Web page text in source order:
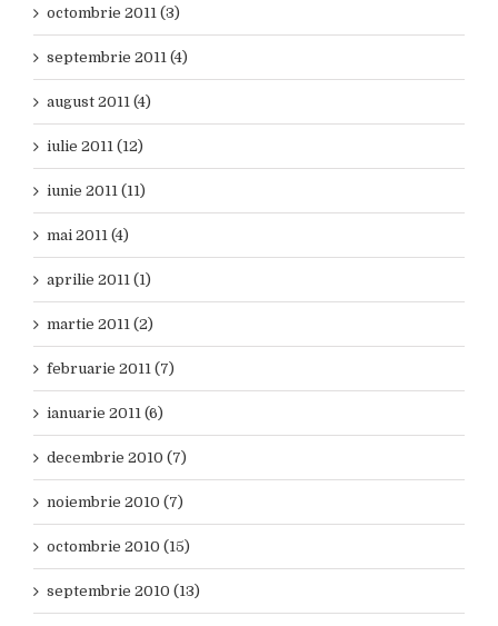
octombrie 2011 (3)
septembrie 2011 (4)
august 2011 (4)
iulie 2011 (12)
iunie 2011 (11)
mai 2011 (4)
aprilie 2011 (1)
martie 2011 (2)
februarie 2011 (7)
ianuarie 2011 (6)
decembrie 2010 (7)
noiembrie 2010 (7)
octombrie 2010 (15)
septembrie 2010 (13)